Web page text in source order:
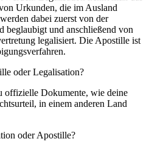
Urkunden, die im Ausland
dabei zuerst von der
beglaubigt und anschließend von
legalisiert. Die Apostille ist
oder Legalisation?
offizielle Dokumente, wie deine
in einem anderen Land
oder Apostille?